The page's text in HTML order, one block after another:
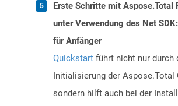
Erste Schritte mit Aspose.Total
unter Verwendung des Net
für Anfänger
Quickstart führt nicht nur durch
Initialisierung der Aspose.Total
sondern hilft auch bei der